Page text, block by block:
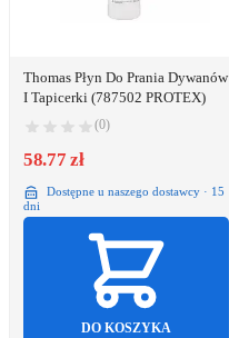
Thomas Płyn Do Prania Dywanów
I Tapicerki (787502 PROTEX)
(0)
58.77 zł
Dostępne u naszego dostawcy · 15
dni
DO KOSZYKA